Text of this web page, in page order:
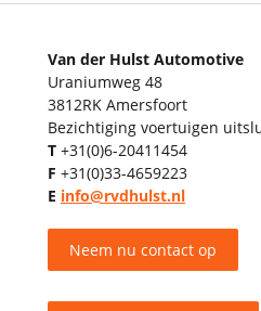
Van der Hulst Automotive
Uraniumweg 48
3812RK Amersfoort
Bezichtiging voertuigen
T +31(0)6-20411454
F +31(0)33-4659223
E info@rvdhulst.nl
Neem nu contact op